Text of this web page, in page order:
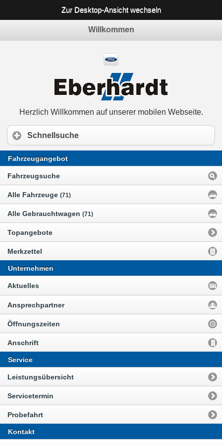
Zur Desktop-Ansicht wechseln
Willkommen
Herzlich Willkommen auf unserer mobilen Webseite.
Schnellsuche
Fahrzeugangebot
Fahrzeugsuche
Alle Fahrzeuge (71)
Alle Gebrauchtwagen (71)
Topangebote
Merkzettel
Unternehmen
Aktuelles
Ansprechpartner
Öffnungszeiten
Anschrift
Service
Leistungsübersicht
Servicetermin
Probefahrt
Kontakt